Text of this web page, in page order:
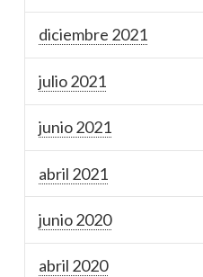
diciembre 2021
julio 2021
junio 2021
abril 2021
junio 2020
abril 2020